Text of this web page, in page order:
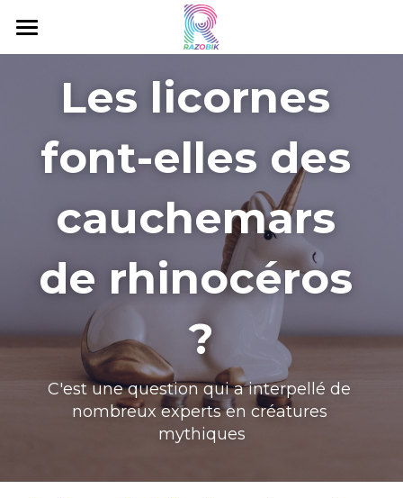
Accueil
C'est quoi le Razobik ?
Livres Razobik
Eau Minérale
Gorillox
Projets
Contact
Les licornes
font-elles des
cauchemars
de rhinocéros
?
C'est une question qui a interpellé de
nombreux experts en créatures
mythiques